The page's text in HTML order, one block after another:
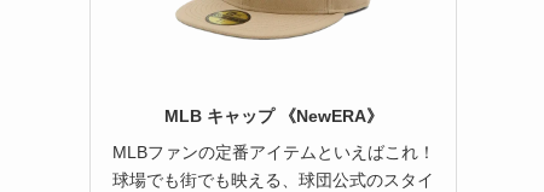
MLB キャップ 《NewERA》
MLBファンの定番アイテムといえばこれ！
球場でも街でも映える、球団公式のスタイ